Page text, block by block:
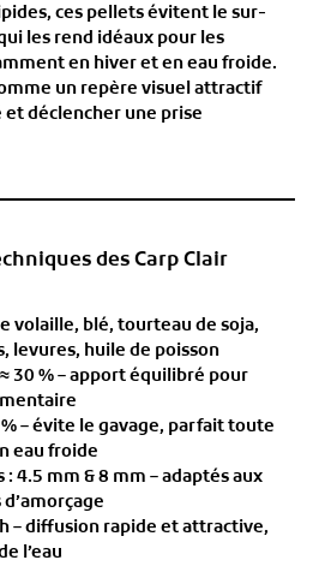
, ces pellets évitent le sur-
les rend idéaux pour les
en hiver et en eau froide.
un repère visuel attractif
déclencher une prise
des Carp Clair
volaille, blé, tourteau de soja,
levures, huile de poisson
30 %– apport équilibré pour
– évite le gavage, parfait toute
eau froide
: 4.5 mm & 8 mm – adaptés aux
– diffusion rapide et attractive,
l’eau